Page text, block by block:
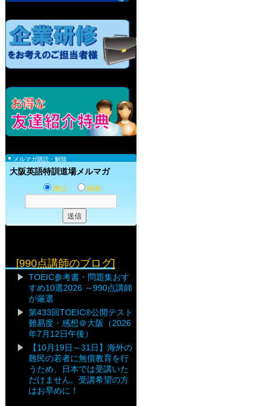
メルマガ購読・解除
大阪英語特訓道場メルマガ
購読 解除
[990点講師のブログ]
TOEIC参考書・問題集おす
すめ10選2026 ～990点講師
が厳選
第433回TOEIC®公開テスト
難易度・感想＠大阪（2026
年7月12日午後）
【10月19日～31日】海外の
難民の若者に無償教育を行
うため、日本では受講いた
だけません。受講希望の方
はお早めに！